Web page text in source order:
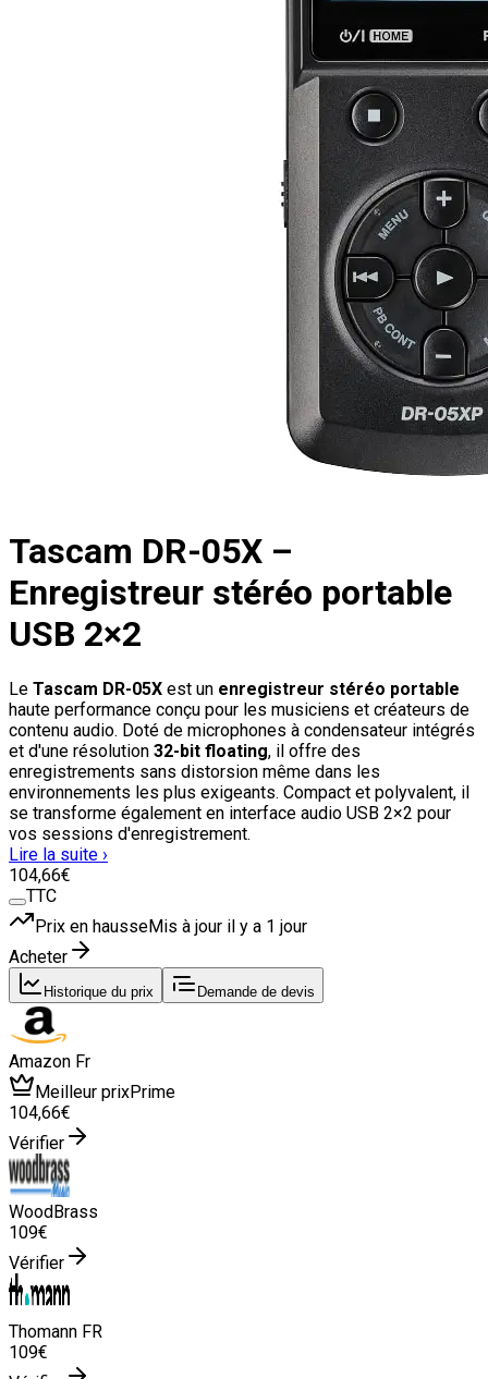
Tascam DR-05X –
Enregistreur stéréo portable
USB 2×2
Le Tascam DR-05X est un enregistreur stéréo portable
haute performance conçu pour les musiciens et créateurs de
contenu audio. Doté de microphones à condensateur intégrés
et d'une résolution 32-bit floating, il offre des
enregistrements sans distorsion même dans les
environnements les plus exigeants. Compact et polyvalent, il
se transforme également en interface audio USB 2×2 pour
vos sessions d'enregistrement.
Lire la suite ›
104,66€
TTC
Prix en hausseMis à jour il y a 1 jour
Acheter
Historique du prix Demande de devis
Amazon Fr
Meilleur prixPrime
104,66€
Vérifier
WoodBrass
109€
Vérifier
Thomann FR
109€